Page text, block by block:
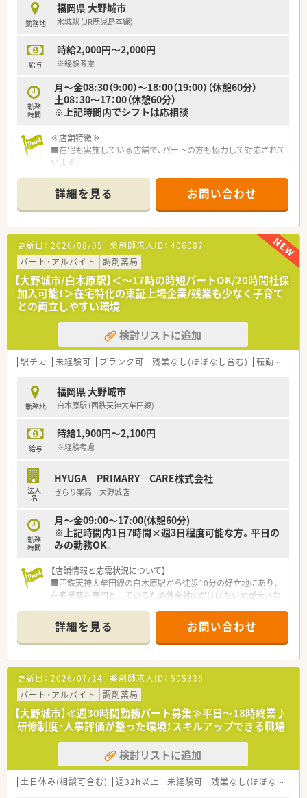
勤務地
福岡県 大野城市
水城駅 (JR鹿児島本線)
給与
時給2,000円～2,000円
※経験考慮
勤務
時間
月～金08:30（9:00）～18:00（19:00）（休憩60分）
土08：30～17：00（休憩60分）
※上記時間内でシフトは応相談
≪店舗特徴≫
■在宅も実施している店舗で、パートの方も協力して対応されて
います。
地域の皆様と関われる店舗作りをしています。
■シフトは相談OKです。ラストまで入れる方大歓迎！
≪こんな薬局です≫
■福岡県内に7店舗展開の調剤薬局です。
■新規オープン予定も有り、成長企業です。
■全店舗で在宅業務にも積極的に取り組んでいます。
■仕事への取組みの姿勢などを考慮し、賞与・昇給など評価頂け
る会社です。
詳細を見る お問い合わせ
更新日： 2026/08/05 薬剤師求人ID： 406087
パート・アルバイト
調剤薬局
【大野城市/白木原駅】＜～17時の時短パートOK/20時間社保
加入可能！＞在宅特化の東証上場企業/残業も少なく子育て
との両立しやすい環境
検討リストに追加
駅チカ 未経験可 ブランク可 残業なし(ほぼなし含む) 転勤なし
勤務地
福岡県 大野城市
白木原駅 (西鉄天神大牟田線)
給与
時給1,900円～2,100円
※経験考慮
法人
名
HYUGA PRIMARY CARE株式会社
きらり薬局 大野城店
勤務
時間
月～金09:00～17:00(休憩60分)
※上記時間内1日7時間×週3日程度可能な方。平日の
みの勤務OK。
【店舗情報と応需状況について】
■西鉄天神大牟田線の白木原駅から徒歩10分の好立地にあり、
在宅業務を専門としているため外来対応がほぼないのが大きな
■処方箋は13施設・約400名分を応需しており、薬剤師は正社員2
名とパート3名、事務も8名在籍する非常に活気ある大型店舗で
す。
■施設調剤がメインの環境ですが、近隣の春日エリアを中心に平
均移動時間15分前後の範囲で計画的な訪問業務を行っておりま
す。
【法人特徴について】
■2021年に東証グロース市場へ上場を果たしており、福岡県内
を拠点に全国63店舗を展開する安定した経営基盤を持つ法人で
す。
■超高齢化社会において必須となる在宅医療に特化し、自社開発
の専用システムを導入することで現場の業務負荷軽減を実現し
ています。
詳細を見る お問い合わせ
更新日： 2026/07/14 薬剤師求人ID： 505336
パート・アルバイト
調剤薬局
【大野城市】≪週30時間勤務パート募集≫平日～18時終業♪
研修制度・人事評価が整った環境！スキルアップできる職場
検討リストに追加
土日休み(相談可含む) 週32h以上 未経験可 残業なし(ほぼなし含む)